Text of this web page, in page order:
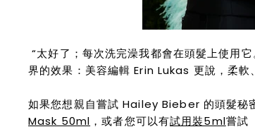
“太好了；每次洗完澡我都會在頭髮上使用
界的效果：美容編輯 Erin Lukas 更說，柔軟
如果您想親自嘗試 Hailey Bieber 的頭髮
Mask 50ml ，或者您可以有試用裝5ml嘗試